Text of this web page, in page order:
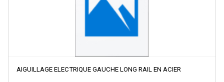
BROADWAY LIMITED IMPORT
Busch
AIGUILLAGE ELECTRIQUE GAUCHE LONG RAIL EN ACIER